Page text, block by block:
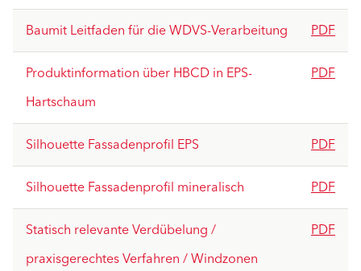
Baumit Leitfaden für die WDVS-Verarbeitung
PDF
Produktinformation über HBCD in EPS-
Hartschaum
PDF
Silhouette Fassadenprofil EPS
PDF
Silhouette Fassadenprofil mineralisch
PDF
Statisch relevante Verdübelung /
praxisgerechtes Verfahren / Windzonen
PDF